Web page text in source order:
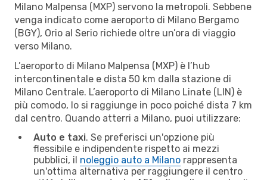
Milano Malpensa (MXP) servono la metropoli. Sebbene
venga indicato come aeroporto di Milano Bergamo
(BGY), Orio al Serio richiede oltre un’ora di viaggio
verso Milano.
L’aeroporto di Milano Malpensa (MXP) è l’hub
intercontinentale e dista 50 km dalla stazione di
Milano Centrale. L’aeroporto di Milano Linate (LIN) è
più comodo, lo si raggiunge in poco poiché dista 7 km
dal centro. Quando atterri a Milano, puoi utilizzare:
Auto e taxi. Se preferisci un'opzione più
flessibile e indipendente rispetto ai mezzi
pubblici, il noleggio auto a Milano rappresenta
un'ottima alternativa per raggiungere il centro